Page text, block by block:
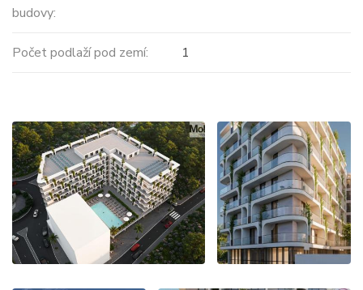
budovy:
Počet podlaží pod zemí: 1